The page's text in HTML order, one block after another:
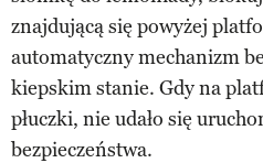
znajdującą się powyżej
automatyczny mechanizm
kiepskim stanie. Gdy na
płuczki, nie udało się
bezpieczeństwa.